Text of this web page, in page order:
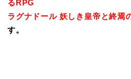
るRPG
ラグナドール 妖しき皇帝と終焉
す。